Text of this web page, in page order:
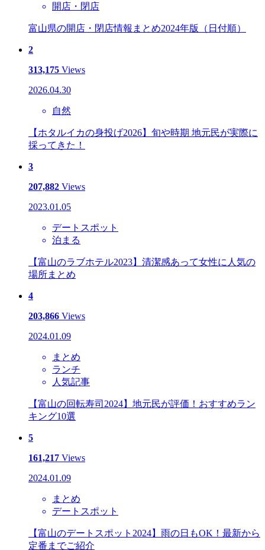
開店・閉店
富山県の開店・閉店情報まとめ2024年版（日付順）
2
313,175 Views
2026.04.30
自然
【ホタルイカの身投げ2026】旬や時期 地元民が実際に
採ってきた！
3
207,882 Views
2023.01.05
デートスポット
泊まる
【富山のラブホテル2023】清潔感あって女性に人気の
場所まとめ
4
203,866 Views
2024.01.09
まとめ
ランチ
人気記事
【富山の回転寿司2024】地元民が評価！おすすめラン
キング10選
5
161,217 Views
2024.01.09
まとめ
デートスポット
【富山のデートスポット2024】雨の日もOK！最新から
定番までご紹介